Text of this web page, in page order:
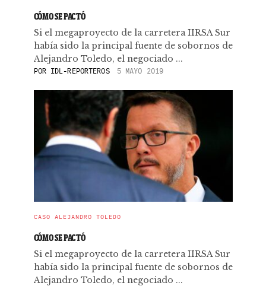
CÓMO SE PACTÓ
Si el megaproyecto de la carretera IIRSA Sur
había sido la principal fuente de sobornos de
Alejandro Toledo, el negociado ...
POR IDL-REPORTEROS 5 MAYO 2019
CASO ALEJANDRO TOLEDO
CÓMO SE PACTÓ
Si el megaproyecto de la carretera IIRSA Sur
había sido la principal fuente de sobornos de
Alejandro Toledo, el negociado ...